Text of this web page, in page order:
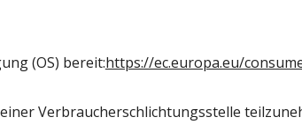
(OS) bereit:https://ec.europa.eu/
Verbraucherschlichtungsstelle